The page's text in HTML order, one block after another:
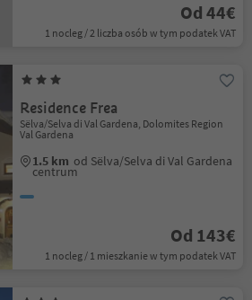
Od 44€
1 nocleg / 2 liczba osób w tym podatek VAT
Residence Frea
Sëlva/Selva di Val Gardena, Dolomites Region
Val Gardena
1.5 km od Sëlva/Selva di Val Gardena
centrum
Od 143€
1 nocleg / 1 mieszkanie w tym podatek VAT